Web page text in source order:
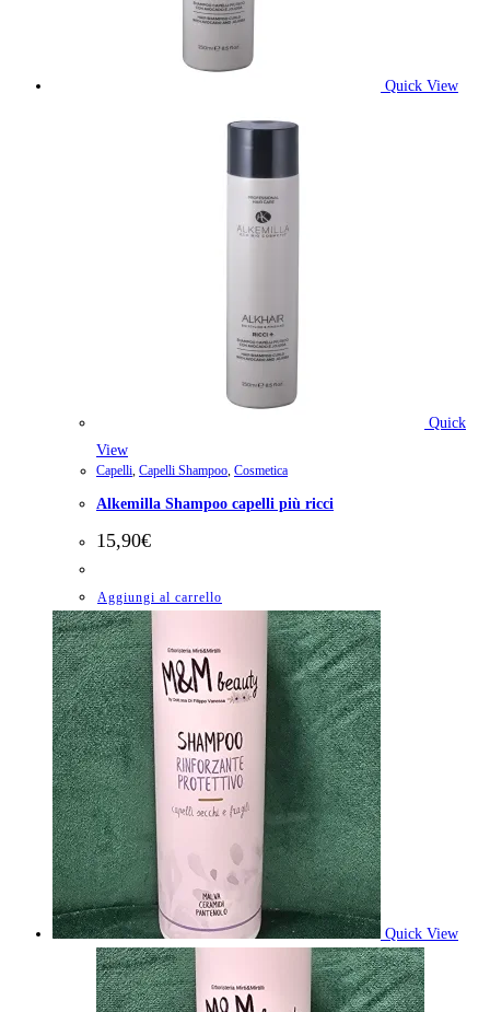
Quick View
Quick
View
Capelli, Capelli Shampoo, Cosmetica
Alkemilla Shampoo capelli più ricci
15,90€
Aggiungi al carrello
Quick View